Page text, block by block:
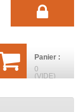
Panier :
0
(VIDE)